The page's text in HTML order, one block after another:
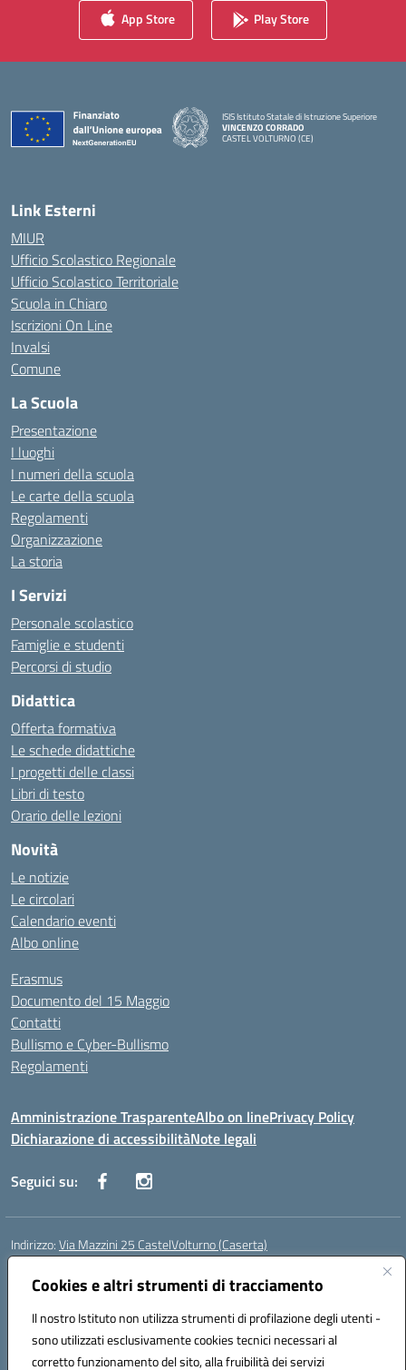
Cookies e altri strumenti di tracciamento
Il nostro Istituto non utilizza strumenti di profilazione degli utenti -
sono utilizzati esclusivamente cookies tecnici necessari al
corretto funzionamento del sito, alla fruibilità dei servizi
App Store Play Store
ISIS Istituto Statale di Istruzione Superiore
VINCENZO CORRADO
CASTEL VOLTURNO (CE)
Link Esterni
MIUR
Ufficio Scolastico Regionale
Ufficio Scolastico Territoriale
Scuola in Chiaro
Iscrizioni On Line
Invalsi
Comune
La Scuola
Presentazione
I luoghi
I numeri della scuola
Le carte della scuola
Regolamenti
Organizzazione
La storia
I Servizi
Personale scolastico
Famiglie e studenti
Percorsi di studio
Didattica
Offerta formativa
Le schede didattiche
I progetti delle classi
Libri di testo
Orario delle lezioni
Novità
Le notizie
Le circolari
Calendario eventi
Albo online
Erasmus
Documento del 15 Maggio
Contatti
Bullismo e Cyber-Bullismo
Regolamenti
Amministrazione TrasparenteAlbo on linePrivacy Policy
Dichiarazione di accessibilitàNote legali
Seguici su:
Indirizzo:Via Mazzini 25 CastelVolturno (Caserta)
Centralino:
Posta elettronica certificata (PEC):ceis014005@pec.istruzione.it
Codice fiscale: 93063510619
Codice meccanografico:CEIS014005
Codice Indice delle Pubbliche Amministrazioni (IPA): istsc_ceis014005